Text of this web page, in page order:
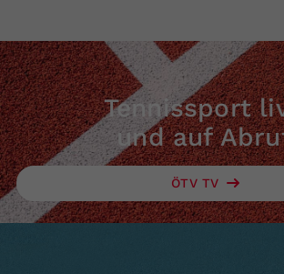
Tennissport
und auf
ÖTV TV